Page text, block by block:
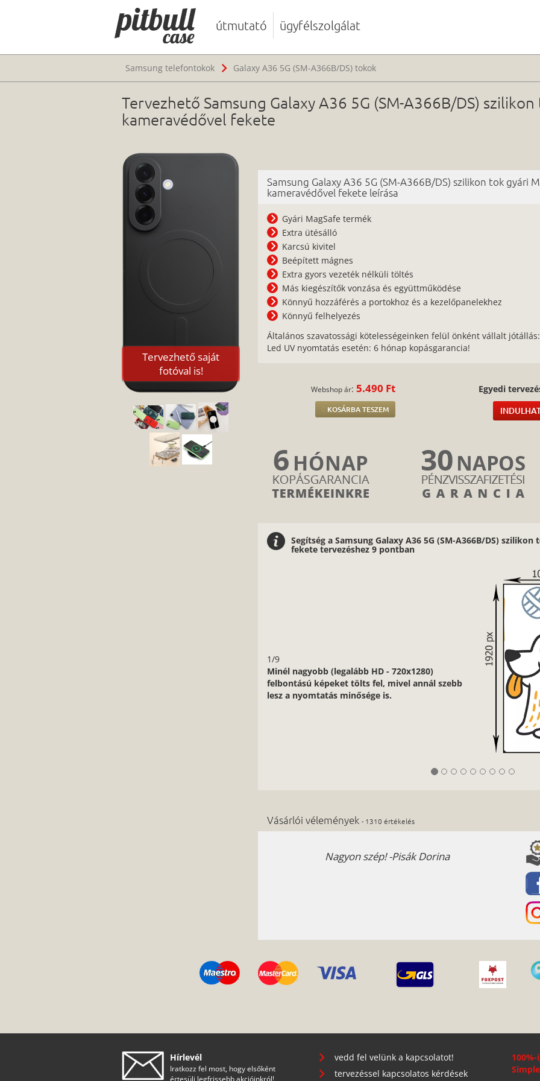
útmutató ügyfélszolgálat
Samsung telefontokok Galaxy A36 5G (SM-A366B/DS) tokok
Tervezhető Samsung Galaxy A36 5G (SM-A366B/DS)
kameravédővel fekete
Tervezhető saját
fotóval is!
Samsung Galaxy A36 5G (SM-A366B/DS) szilikon tok gyári
kameravédővel fekete leírása
Gyári MagSafe termék
Extra ütésálló
Karcsú kivitel
Beépített mágnes
Extra gyors vezeték nélküli töltés
Más kiegészítők vonzása és együttműködése
Könnyű hozzáférés a portokhoz és a kezelőpanelekhez
Könnyű felhelyezés
Általános szavatossági kötelességeinken felül önként vállalt jótállás:
Led UV nyomtatás esetén: 6 hónap kopásgarancia!
Webshop ár:5.490 Ft
KOSÁRBA TESZEM
Egyedi
Segítség a Samsung Galaxy A36 5G (SM-A366B/DS)
fekete tervezéshez 9 pontban
1/9
Minél nagyobb (legalább HD - 720x1280)
felbontású képeket tölts fel, mivel annál szebb
lesz a nyomtatás minősége is.
Vásárlói vélemények- 1310 értékelés
Nagyon szép! -Pisák Dorina
Hírlevél
Iratkozz fel most, hogy elsőként
értesülj legfrissebb akcióinkról!
vedd fel velünk a kapcsolatot!
tervezéssel kapcsolatos kérdések